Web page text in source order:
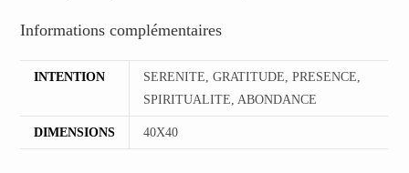
Informations complémentaires
INTENTION
SERENITE, GRATITUDE, PRESENCE,
SPIRITUALITE, ABONDANCE
DIMENSIONS 40X40